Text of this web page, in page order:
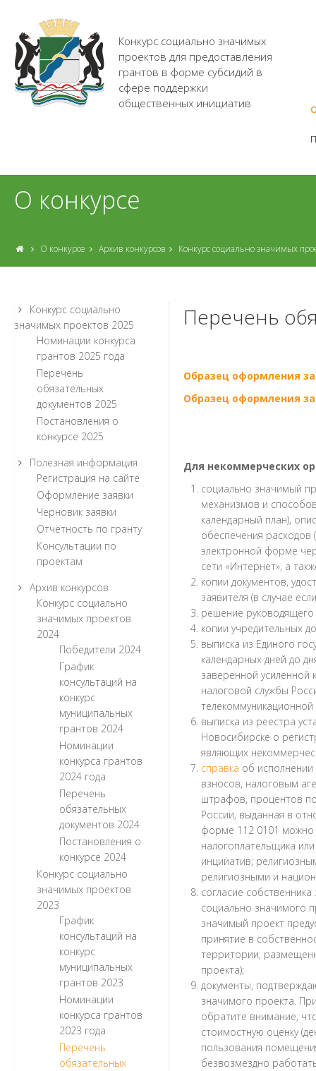
Конкурс социально значимых
проектов для предоставления
грантов в форме субсидий в
сфере поддержки
общественных инициатив
О конкурсе
О конкурсе Архив конкурсов Конкурс социально значимых
Конкурс социально
значимых проектов 2025
Номинации конкурса
грантов 2025 года
Перечень
обязательных
документов 2025
Постановления о
конкурсе 2025
Полезная информация
Регистрация на сайте
Оформление заявки
Черновик заявки
Отчётность по гранту
Консультации по
проектам
Архив конкурсов
Конкурс социально
значимых проектов
2024
Победители 2024
График
консультаций на
конкурс
муниципальных
грантов 2024
Номинации
конкурса грантов
2024 года
Перечень
обязательных
документов 2024
Постановления о
конкурсе 2024
Конкурс социально
значимых проектов
2023
График
консультаций на
конкурс
муниципальных
грантов 2023
Номинации
конкурса грантов
2023 года
Перечень
обязательных
Перечень
Образец оформления
Образец оформления
Для некоммерческих
социально значимый
механизмов и
календарный план),
обеспечения
электронной форме
сети «Интернет», а
копии документов,
заявителя (в случае
решение руководящего
копии учредительных
выписка из Единого
календарных дней до
заверенной
налоговой службы
телекоммуникационной
выписка из реестра
Новосибирске о
являющих
справка об
взносов, налоговым
штрафов, процентов
России, выданная в
форме 112 0101 можно
налогоплательщика
инцииатив;
религиозными и
согласие
социально значимого
значимый проект
принятие в
территории,
проекта);
документы,
значимого проекта.
обратите внимание,
стоимостную оценку
пользования
безвозмездно